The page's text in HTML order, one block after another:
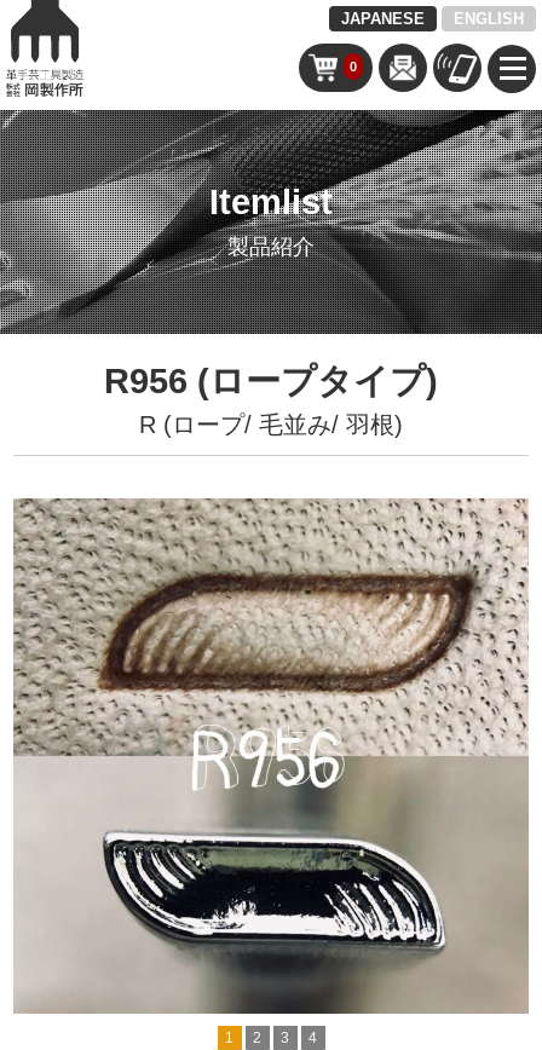
JAPANESE ENGLISH
0
Itemlist
製品紹介
R956 (ロープタイプ)
R (ロープ/ 毛並み/ 羽根)
1 2 3 4